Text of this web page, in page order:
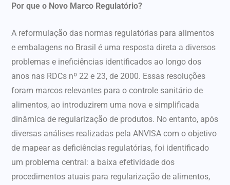
Por que o Novo Marco Regulatório?
A reformulação das normas regulatórias para alimentos
e embalagens no Brasil é uma resposta direta a diversos
problemas e ineficiências identificados ao longo dos
anos nas RDCs nº 22 e 23, de 2000. Essas resoluções
foram marcos relevantes para o controle sanitário de
alimentos, ao introduzirem uma nova e simplificada
dinâmica de regularização de produtos. No entanto, após
diversas análises realizadas pela ANVISA com o objetivo
de mapear as deficiências regulatórias, foi identificado
um problema central: a baixa efetividade dos
procedimentos atuais para regularização de alimentos,